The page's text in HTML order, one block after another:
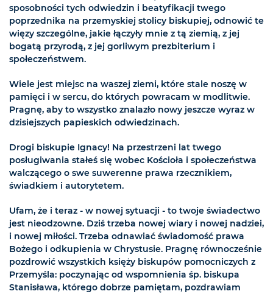
sposobności tych odwiedzin i beatyfikacji twego
poprzednika na przemyskiej stolicy biskupiej, odnowić te
więzy szczególne, jakie łączyły mnie z tą ziemią, z jej
bogatą przyrodą, z jej gorliwym prezbiterium i
społeczeństwem.
Wiele jest miejsc na waszej ziemi, które stale noszę w
pamięci i w sercu, do których powracam w modlitwie.
Pragnę, aby to wszystko znalazło nowy jeszcze wyraz w
dzisiejszych papieskich odwiedzinach.
Drogi biskupie Ignacy! Na przestrzeni lat twego
posługiwania stałeś się wobec Kościoła i społeczeństwa
walczącego o swe suwerenne prawa rzecznikiem,
świadkiem i autorytetem.
Ufam, że i teraz - w nowej sytuacji - to twoje świadectwo
jest nieodzowne. Dziś trzeba nowej wiary i nowej nadziei,
i nowej miłości. Trzeba odnawiać świadomość prawa
Bożego i odkupienia w Chrystusie. Pragnę równocześnie
pozdrowić wszystkich księży biskupów pomocniczych z
Przemyśla: poczynając od wspomnienia śp. biskupa
Stanisława, którego dobrze pamiętam, pozdrawiam